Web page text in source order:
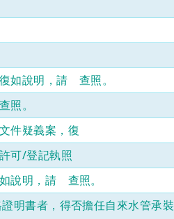
如說明，請 查照。
。
件疑義案，復
可/登記執照
說明，請 查照。
明書者，得否擔任自來水管承